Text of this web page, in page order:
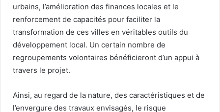
urbains, l’amélioration des finances locales et le
renforcement de capacités pour faciliter la
transformation de ces villes en véritables outils du
développement local. Un certain nombre de
regroupements volontaires bénéficieront d’un appui à
travers le projet.
Ainsi, au regard de la nature, des caractéristiques et de
l’envergure des travaux envisagés, le risque